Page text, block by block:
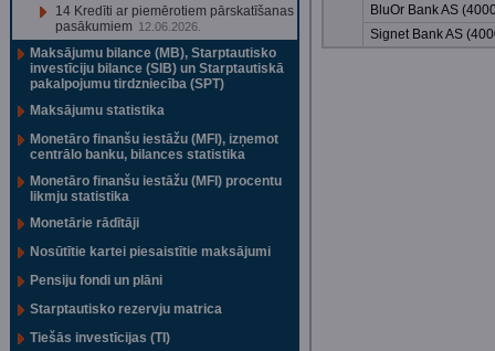
14 Kredīti ar piemērotiem pārskatīšanas
pasākumiem 12.06.2026.
Maksājumu bilance (MB), Starptautisko
investīciju bilance (SIB) un Starptautiskā
pakalpojumu tirdzniecība (SPT)
Maksājumu statistika
Monetāro finanšu iestāžu (MFI), izņemot
centrālo banku, bilances statistika
Monetāro finanšu iestāžu (MFI) procentu
likmju statistika
Monetārie rādītāji
Nosūtītie kartei piesaistītie maksājumi
Pensiju fondi un plāni
Starptautisko rezervju matrica
Tiešās investīcijas (TI)
BluOr Bank AS
Signet Bank AS